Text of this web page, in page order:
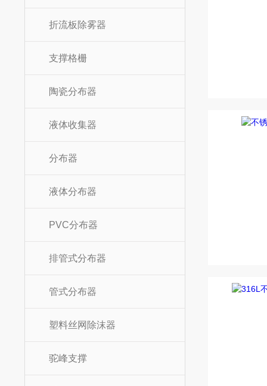
折流板除雾器
支撑格栅
陶瓷分布器
液体收集器
分布器
液体分布器
PVC分布器
排管式分布器
管式分布器
塑料丝网除沫器
驼峰支撑